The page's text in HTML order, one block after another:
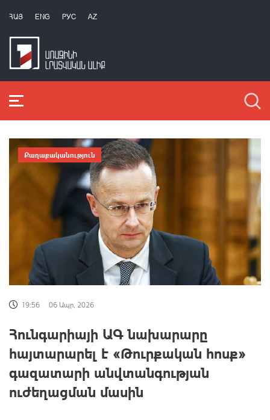
ՀԱՅ ENG РУС AZ
Քաղաքականություն
19:56 06 Ապր, 2026
Հունգարիայի ԱԳ նախարարը
հայտարարել է «Թուրքական հոսք»
գազատարի անվտանգության
ուժեղացման մասին